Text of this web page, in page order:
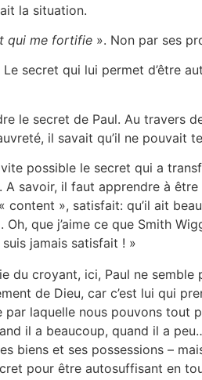
la situation.
qui me fortifie ». Non par ses
secret qui lui permet d’être
le secret de Paul. Au travers
il savait qu’il ne pouvait
possible le secret qui a
savoir, il faut apprendre à
», satisfait: qu’il ait
que j’aime ce que Smith
jamais satisfait ! »
du croyant, ici, Paul ne
de Dieu, car c’est lui qui
laquelle nous pouvons tout
il a beaucoup, quand il a
biens et ses possessions –
pour être autosuffisant en